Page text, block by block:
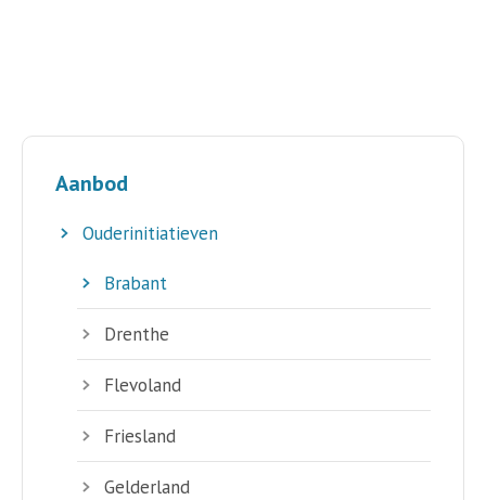
Aanbod
Ouderinitiatieven
Brabant
Drenthe
Flevoland
Friesland
Gelderland